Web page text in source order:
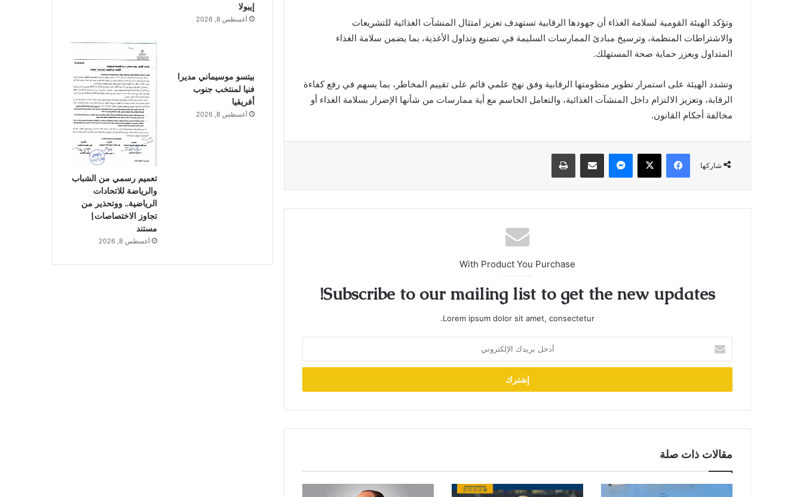
وتؤكد الهيئة القومية لسلامة الغذاء أن جهودها الرقابية تستهدف تعزيز امتثال المنشآت الغذائية للتشريعات
والاشتراطات المنظمة، وترسيخ مبادئ الممارسات السليمة في تصنيع وتداول الأغذية، بما يضمن سلامة الغذاء
المتداول ويعزز حماية صحة المستهلك.
وتشدد الهيئة على استمرار تطوير منظومتها الرقابية وفق نهج علمي قائم على تقييم المخاطر، بما يسهم في رفع كفاءة
الرقابة، وتعزيز الالتزام داخل المنشآت الغذائية، والتعامل الحاسم مع أية ممارسات من شأنها الإضرار بسلامة الغذاء أو
مخالفة أحكام القانون.
شاركها
فيسبوك X ماسنجر مشاركة عبر البريد طباعة
With Product You Purchase
Subscribe to our mailing list to get the new updates!
Lorem ipsum dolor sit amet, consectetur.
بريدك
الإلكتروني
مقالات ذات صلة
إيبولا
أغسطس 8, 2026
بيتسو موسيماني مديرا
فنيا لمنتخب جنوب
أفريقيا
أغسطس 8, 2026
تعميم رسمي من الشباب
والرياضة للاتحادات
الرياضية.. ووتحذير من
تجاوز الاختصاصات|
مستند
أغسطس 8, 2026